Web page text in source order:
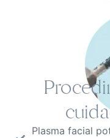
Plasma facial